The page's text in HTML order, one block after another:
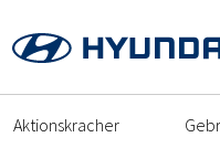
Aktionskracher